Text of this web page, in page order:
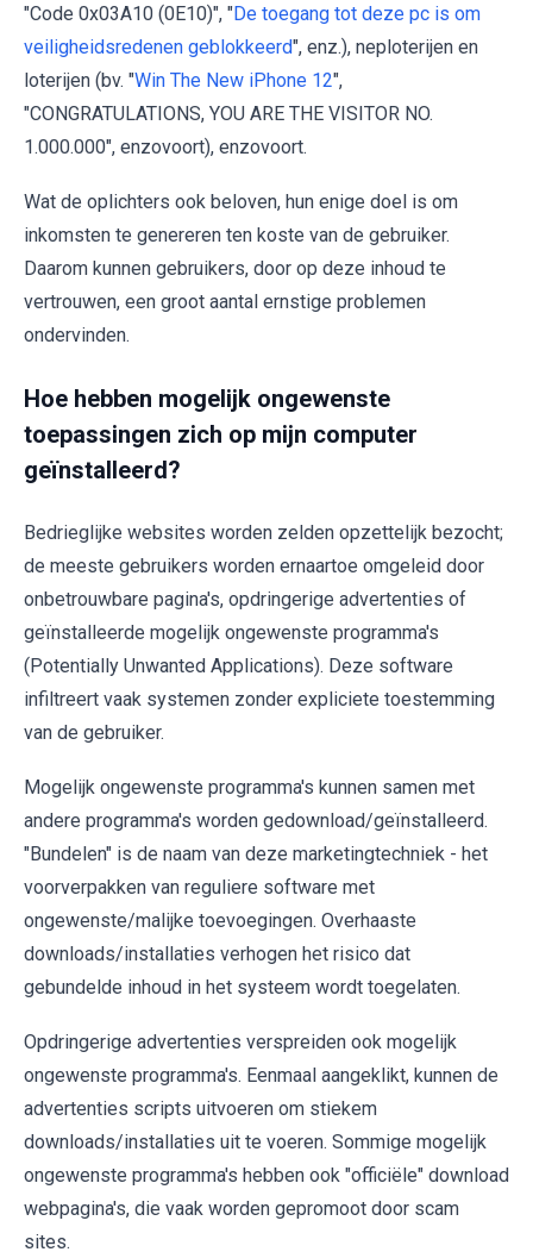
"Code 0x03A10 (0E10)", "De toegang tot deze pc is om
veiligheidsredenen geblokkeerd", enz.), neploterijen en
loterijen (bv. "Win The New iPhone 12",
"CONGRATULATIONS, YOU ARE THE VISITOR NO.
1.000.000", enzovoort), enzovoort.
Wat de oplichters ook beloven, hun enige doel is om
inkomsten te genereren ten koste van de gebruiker.
Daarom kunnen gebruikers, door op deze inhoud te
vertrouwen, een groot aantal ernstige problemen
ondervinden.
Hoe hebben mogelijk ongewenste
toepassingen zich op mijn computer
geïnstalleerd?
Bedrieglijke websites worden zelden opzettelijk bezocht;
de meeste gebruikers worden ernaartoe omgeleid door
onbetrouwbare pagina's, opdringerige advertenties of
geïnstalleerde mogelijk ongewenste programma's
(Potentially Unwanted Applications). Deze software
infiltreert vaak systemen zonder expliciete toestemming
van de gebruiker.
Mogelijk ongewenste programma's kunnen samen met
andere programma's worden gedownload/geïnstalleerd.
"Bundelen" is de naam van deze marketingtechniek - het
voorverpakken van reguliere software met
ongewenste/malijke toevoegingen. Overhaaste
downloads/installaties verhogen het risico dat
gebundelde inhoud in het systeem wordt toegelaten.
Opdringerige advertenties verspreiden ook mogelijk
ongewenste programma's. Eenmaal aangeklikt, kunnen de
advertenties scripts uitvoeren om stiekem
downloads/installaties uit te voeren. Sommige mogelijk
ongewenste programma's hebben ook "officiële" download
webpagina's, die vaak worden gepromoot door scam
sites.